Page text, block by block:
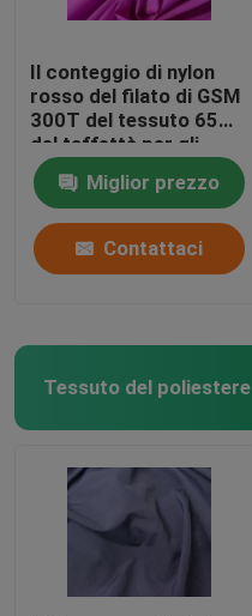
Il conteggio di nylon
rosso del filato di GSM
300T del tessuto 65
del taffettà per gli
sport del rivestimento
dura
Miglior prezzo
Contattaci
Tessuto del poliestere